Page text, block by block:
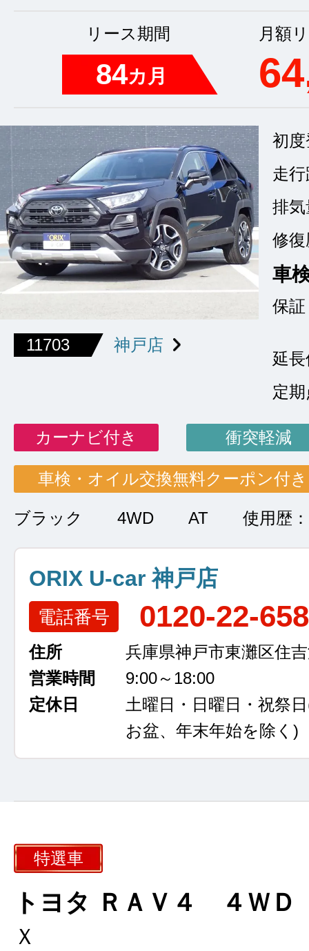
リース期間
84カ月
月額
11703 神戸店
初
走
排気
修復
車
保証
延
定
カーナビ付き 衝突軽減
車検・オイル交換無料クーポン付き
ブラック 4WD AT 使用歴
ORIX U-car 神戸店
電話番号 0120-22-
住所
兵庫県神戸市東灘区住
営業時間
9:00～18:00
定休日
土曜日・日曜日・祝祭日
お盆、年末年始を除く)
特選車
トヨタ ＲＡＶ４ ４ＷＤ
Ｘ